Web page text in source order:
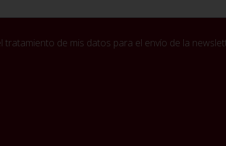
tratamiento de mis datos para el envío de la